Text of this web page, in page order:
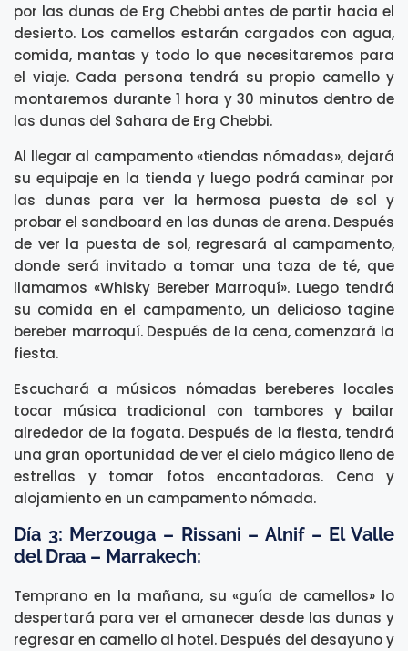
por las dunas de Erg Chebbi antes de partir hacia el
desierto. Los camellos estarán cargados con agua,
comida, mantas y todo lo que necesitaremos para
el viaje. Cada persona tendrá su propio camello y
montaremos durante 1 hora y 30 minutos dentro de
las dunas del Sahara de Erg Chebbi.
Al llegar al campamento «tiendas nómadas», dejará
su equipaje en la tienda y luego podrá caminar por
las dunas para ver la hermosa puesta de sol y
probar el sandboard en las dunas de arena. Después
de ver la puesta de sol, regresará al campamento,
donde será invitado a tomar una taza de té, que
llamamos «Whisky Bereber Marroquí». Luego tendrá
su comida en el campamento, un delicioso tagine
bereber marroquí. Después de la cena, comenzará la
fiesta.
Escuchará a músicos nómadas bereberes locales
tocar música tradicional con tambores y bailar
alrededor de la fogata. Después de la fiesta, tendrá
una gran oportunidad de ver el cielo mágico lleno de
estrellas y tomar fotos encantadoras. Cena y
alojamiento en un campamento nómada.
Día 3: Merzouga – Rissani – Alnif – El Valle
del Draa – Marrakech:
Temprano en la mañana, su «guía de camellos» lo
despertará para ver el amanecer desde las dunas y
regresar en camello al hotel. Después del desayuno y